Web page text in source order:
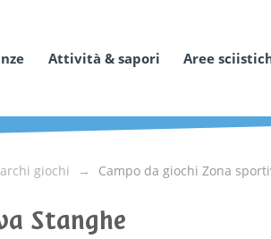
Attività & sapori Aree
giochi Campo da giochi Zona
Stanghe